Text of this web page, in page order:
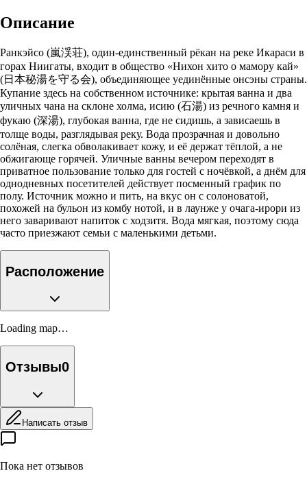
Описание
Ранкэйсо (嵐渓荘), один-единственный рёкан на реке Икараси в
горах Ниигаты, входит в общество «Нихон хито о мамору кай»
(日本秘湯を守る会), объединяющее уединённые онсэны страны.
Купание здесь на собственном источнике: крытая ванна и два
уличных чана на склоне холма, исию (石湯) из речного камня и
фукаю (深湯), глубокая ванна, где не сидишь, а зависаешь в
толще воды, разглядывая реку. Вода прозрачная и довольно
солёная, слегка обволакивает кожу, и её держат тёплой, а не
обжигающе горячей. Уличные ванны вечером переходят в
приватное пользование только для гостей с ночёвкой, а днём для
однодневных посетителей действует посменный график по
полу. Источник можно и пить, на вкус он с солоноватой,
похожей на бульон из комбу нотой, и в лаунже у очага-ирори из
него заваривают напиток с ходзитя. Вода мягкая, поэтому сюда
часто приезжают семьи с маленькими детьми.
Расположение
Loading map…
Отзывы0
Написать отзыв
Пока нет отзывов